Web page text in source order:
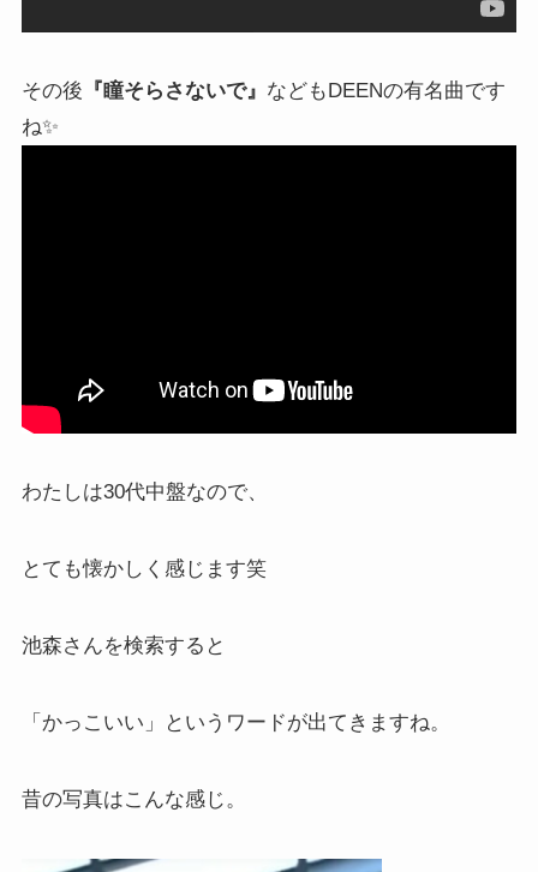
その後 『瞳そらさないで』 などもDEENの有名曲です
ね✨
わたしは30代中盤なので、
とても懐かしく感じます笑
池森さんを検索すると
「かっこいい」というワードが出てきますね。
昔の写真はこんな感じ。